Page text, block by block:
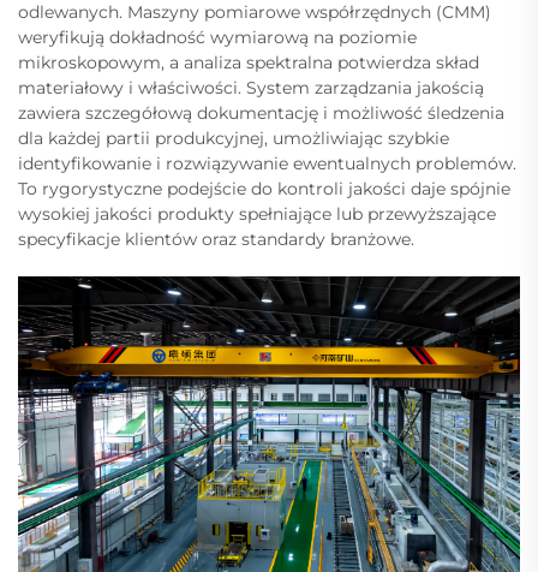
odlewanych. Maszyny pomiarowe współrzędnych (CMM)
weryfikują dokładność wymiarową na poziomie
mikroskopowym, a analiza spektralna potwierdza skład
materiałowy i właściwości. System zarządzania jakością
zawiera szczegółową dokumentację i możliwość śledzenia
dla każdej partii produkcyjnej, umożliwiając szybkie
identyfikowanie i rozwiązywanie ewentualnych problemów.
To rygorystyczne podejście do kontroli jakości daje spójnie
wysokiej jakości produkty spełniające lub przewyższające
specyfikacje klientów oraz standardy branżowe.